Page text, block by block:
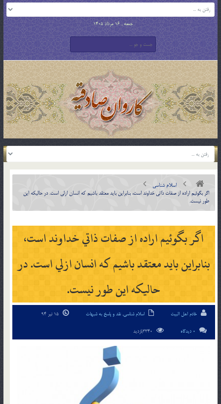
جمعه , 16 مرداد 1405
اسلام شناسی
اگر بگوئيم اراده از صفات ذاتي خداوند است، بنابراين بايد معتقد باشيم كه انسان ازلي است. در حاليكه اين
طور نيست.
اگر بگوئيم اراده از صفات ذاتي خداوند است،
بنابراين بايد معتقد باشيم كه انسان ازلي است. در
حاليكه اين طور نيست.
خادم اهل البیت اسلام شناسی, نقد و پاسخ به شبهات
0 دیدگاه